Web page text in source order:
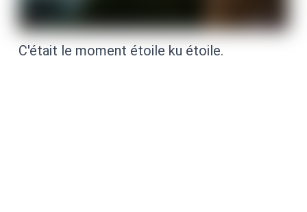
C'était le moment étoile ku étoile.